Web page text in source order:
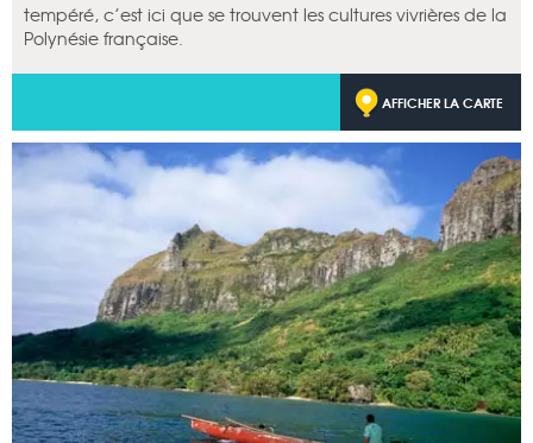
tempéré, c’est ici que se trouvent les cultures vivrières de la
Polynésie française.
AFFICHER LA CARTE